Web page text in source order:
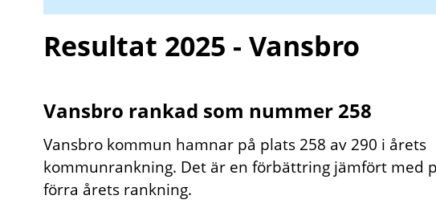
Resultat 2025 - Vansbro
Vansbro rankad som nummer 258
Vansbro kommun hamnar på plats 258 av 290 i årets
kommunrankning. Det är en förbättring jämfört med
förra årets rankning.